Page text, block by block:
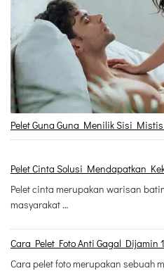
Pelet Guna Guna Menilik Sisi
Pelet Cinta Solusi Mendapatkan
Pelet cinta merupakan warisan
masyarakat …
Cara Pelet Foto Anti Gagal Dijamin
Cara pelet foto merupakan sebuah